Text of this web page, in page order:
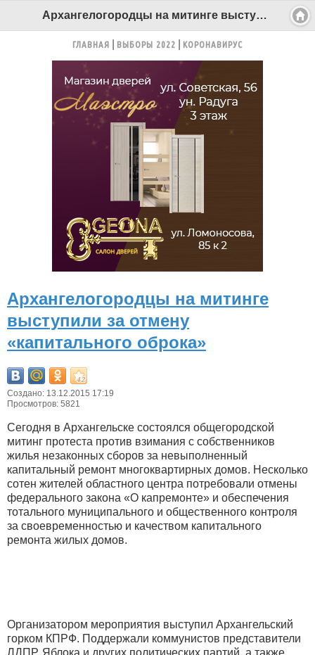
Архангелогородцы на митинге выступили за отмену «капитального оброка» - Беломорканал Северодвинск tv29.ru
ГЛАВНАЯ ВЫБОРЫ 2022 КОРОНАВИРУС
Архангелогородцы на митинге
выступили за отмену
«капитального оброка»
Создано: 13.12.2015 17:19
Просмотров: 5821
Сегодня в Архангельске состоялся общегородской
митинг протеста против взимания с собственников
жилья незаконных сборов за невыполненный
капитальный ремонт многоквартирных домов. Несколько
сотен жителей областного центра потребовали отмены
федерального закона «О капремонте» и обеспечения
тотального муниципального и общественного контроля
за своевременностью и качеством капитального
ремонта жилых домов.
Организатором мероприятия выступил Архангельский
горком КПРФ. Поддержали коммунистов представители